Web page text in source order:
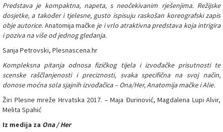
Predstava je kompaktna, napeta, s neočekivanim rješenjima. Režijske
dosjetke, a također i tjelesne, gusto ispisuju raskošan koreografski zapis
obje autorice. Anatomija mačke je i vrlo atraktivna predstava koja intrigira
i poziva na više od jednog gledanja.
Sanja Petrovski, Plesnascena.hr
Kompleksna pitanja odnosa fizičkog tijela i izvođačke prisutnosti te
scenske raščlanjenosti i preciznosti, svaka specifična na svoj način,
donose moćna sola sjajnih izvođačica – Ona/Her, Anatomija mačke i Alie.
Žiri Plesne mreže Hrvatska 2017. – Maja Đurinović, Magdalena Lupi Alvir,
Melita Spahić
Iz medija za Ona / Her